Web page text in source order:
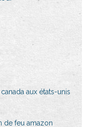
aux états-unis
de feu amazon